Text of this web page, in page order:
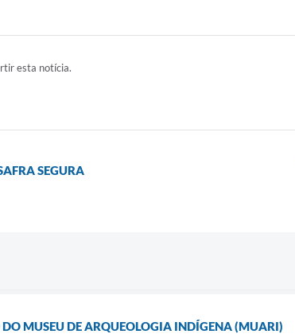
esta notícia.
SEGURA
MUSEU DE ARQUEOLOGIA INDÍGENA (MUARI)